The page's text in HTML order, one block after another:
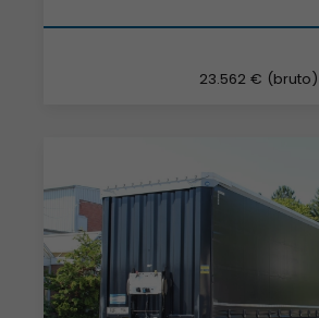
23.562 € (bruto)